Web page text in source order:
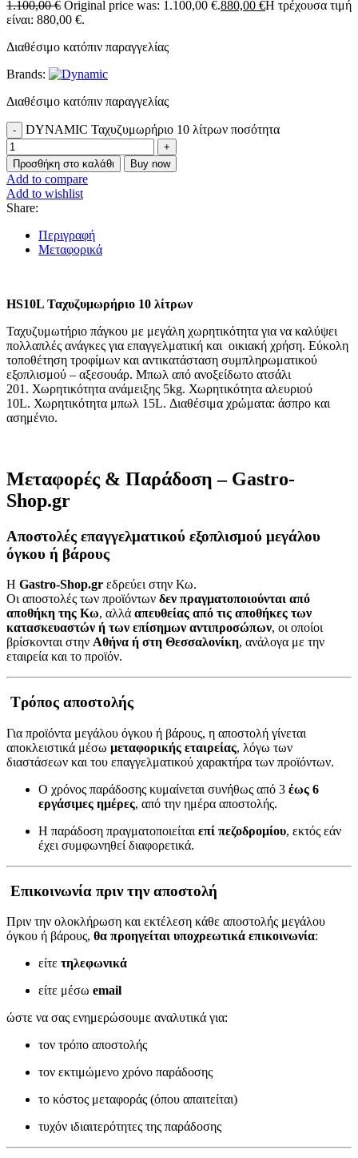
1.100,00€ Original price was: 1.100,00 €.880,00 €Η τρέχουσα τιμή
είναι: 880,00 €.
Διαθέσιμο κατόπιν παραγγελίας
Brands:
Διαθέσιμο κατόπιν παραγγελίας
DYNAMIC Ταχυζυμωρήριο 10 λίτρων ποσότητα
Προσθήκη στο καλάθι Buy now
Add to compare
Add to wishlist
Share:
Περιγραφή
Μεταφορικά
HS10L Ταχυζυμωρήριο 10 λίτρων
Ταχυζυμωτήριο πάγκου με μεγάλη χωρητικότητα για να καλύψει
πολλαπλές ανάγκες για επαγγελματική και οικιακή χρήση. Εύκολη
τοποθέτηση τροφίμων και αντικατάσταση συμπληρωματικού
εξοπλισμού – αξεσουάρ. Μπωλ από ανοξείδωτο ατσάλι
201. Χωρητικότητα ανάμειξης 5kg. Χωρητικότητα αλευριού
10L. Χωρητικότητα μπωλ 15L. Διαθέσιμα χρώματα: άσπρο και
ασημένιο.
Μεταφορές & Παράδοση – Gastro-
Shop.gr
Αποστολές επαγγελματικού εξοπλισμού μεγάλου
όγκου ή βάρους
Η Gastro-Shop.gr εδρεύει στην Κω.
Οι αποστολές των προϊόντων δεν πραγματοποιούνται από
αποθήκη της Κω, αλλά απευθείας από τις αποθήκες των
κατασκευαστών ή των επίσημων αντιπροσώπων, οι οποίοι
βρίσκονται στην Αθήνα ή στη Θεσσαλονίκη, ανάλογα με την
εταιρεία και το προϊόν.
Τρόπος αποστολής
Για προϊόντα μεγάλου όγκου ή βάρους, η αποστολή γίνεται
αποκλειστικά μέσω μεταφορικής εταιρείας, λόγω των
διαστάσεων και του επαγγελματικού χαρακτήρα των προϊόντων.
Ο χρόνος παράδοσης κυμαίνεται συνήθως από 3 έως 6
εργάσιμες ημέρες, από την ημέρα αποστολής.
Η παράδοση πραγματοποιείται επί πεζοδρομίου, εκτός εάν
έχει συμφωνηθεί διαφορετικά.
Επικοινωνία πριν την αποστολή
Πριν την ολοκλήρωση και εκτέλεση κάθε αποστολής μεγάλου
όγκου ή βάρους, θα προηγείται υποχρεωτικά επικοινωνία:
είτε τηλεφωνικά
είτε μέσω email
ώστε να σας ενημερώσουμε αναλυτικά για:
τον τρόπο αποστολής
τον εκτιμώμενο χρόνο παράδοσης
το κόστος μεταφοράς (όπου απαιτείται)
τυχόν ιδιαιτερότητες της παράδοσης